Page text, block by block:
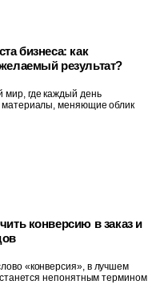
бизнеса: как
результат?
где каждый день
материалы, меняющие облик
конверсию в заказ и
«конверсия», в лучшем
непонятным термином